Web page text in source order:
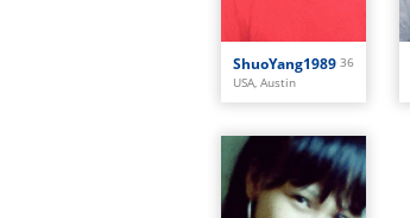
ShuoYang1989 36
USA, Austin